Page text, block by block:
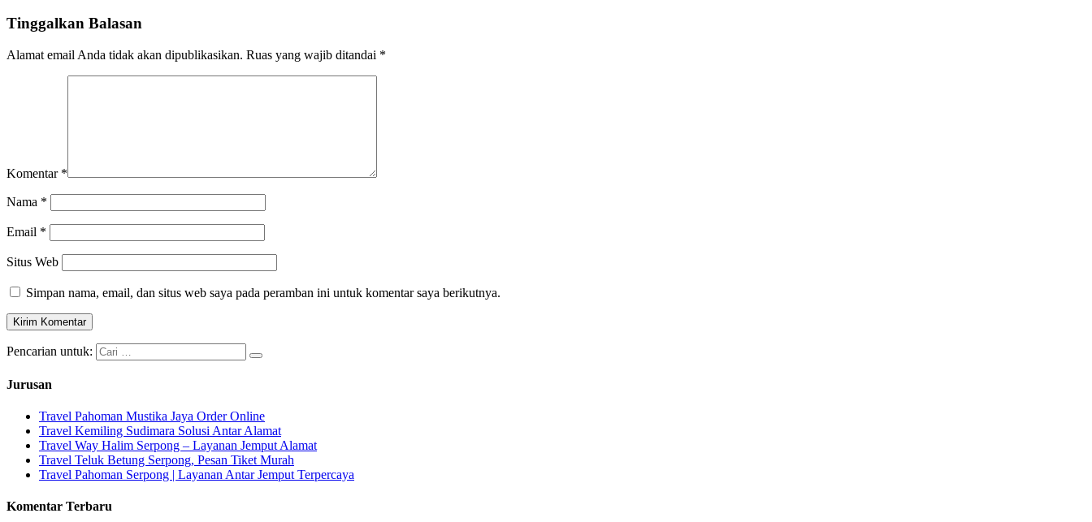
Tinggalkan Balasan
Alamat email Anda tidak akan dipublikasikan. Ruas yang wajib ditandai *
Komentar *
Nama *
Email *
Situs Web
Simpan nama, email, dan situs web saya pada peramban ini untuk komentar saya berikutnya.
Pencarian untuk:
Jurusan
Travel Pahoman Mustika Jaya Order Online
Travel Kemiling Sudimara Solusi Antar Alamat
Travel Way Halim Serpong – Layanan Jemput Alamat
Travel Teluk Betung Serpong, Pesan Tiket Murah
Travel Pahoman Serpong | Layanan Antar Jemput Terpercaya
Komentar Terbaru